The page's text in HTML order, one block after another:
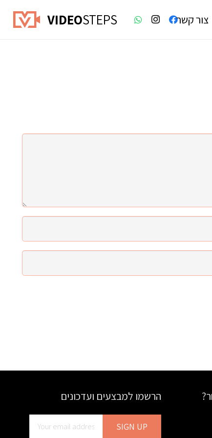
צור קשר VIDEOSTEPS
הרשמו למבצעים ועדכונים